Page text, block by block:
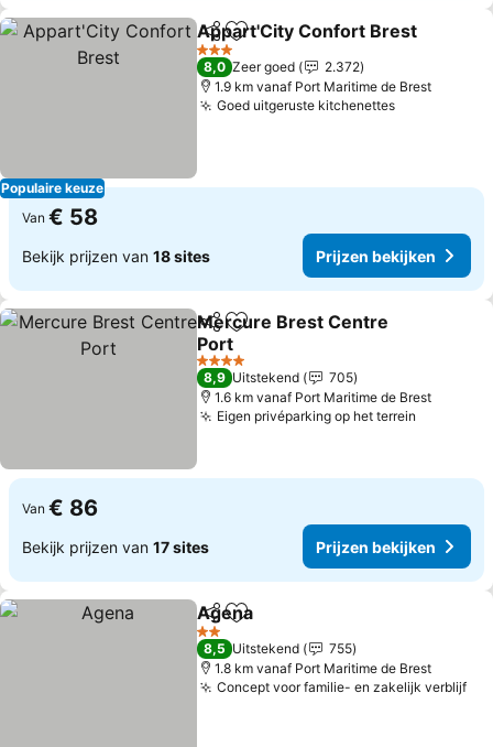
Populaire keuze
DelenToevoegen aan favorieten
Appart'City Confort Brest
3 Sterren
8,0 Zeer goed
2.372
1.9 km vanaf Port Maritime de Brest
Goed uitgeruste kitchenettesPrijzen
Van € 58
Bekijk prijzen van 18 sites Prijzen bekijken
DelenToevoegen aan favorieten
Mercure Brest Centre
Port
Prijzen bekijken
4 Sterren
8,9 Uitstekend
705
1.6 km vanaf Port Maritime de Brest
Eigen privéparking op het terrein
Van € 86
Bekijk prijzen van 17 sites Prijzen bekijken
DelenToevoegen aan favorieten
Agena
2 Sterren
8,5 Uitstekend
755
1.8 km vanaf Port Maritime de Brest
Concept voor familie- en zakelijk verblijf